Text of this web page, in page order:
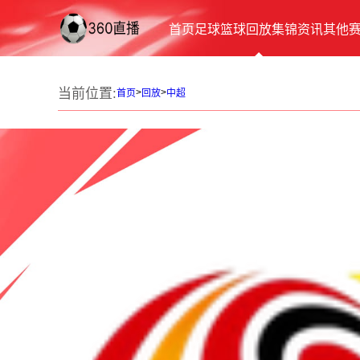
首页足球篮球回放集锦资讯其他
当前位置:首页>回放>中超